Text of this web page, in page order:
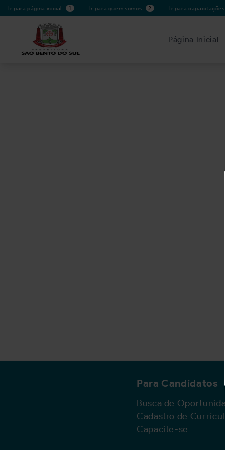
Ir para página inicial 1 Ir para quem somos 2 Ir para
Página Inicial
Para Candidatos
Busca de
Cadastro de
Capacite-se